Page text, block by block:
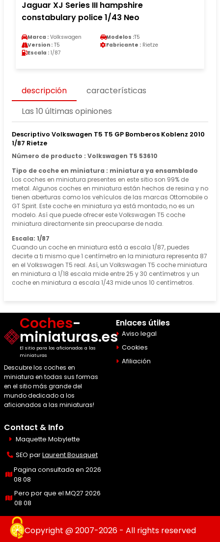
Jaguar XJ Series III hampshire
constabulary police 1/43 Neo
Marca : Volkswagen Modelos :T5
Version : T5 Fabricante : Rietze
Escala : 1/87
descripción
características
Las 10 últimas opiniones
Descriptivo Volkswagen T5 T5 GP Bomberos Koblenz 2010
1/87 Rietze
Número de producto : Volkswagen T5 53610
Tipo de coche en miniatura : miniatura ya ensamblado
Los coches en miniatura presentes en este sitio son 99% de
metal. Algunos coches en miniatura están hechos de resina y no
tienen aberturas como los vehículos de las marcas Ottomobile o
GT Spirit. Este coche en miniatura ya está montado, no es un
modelo. Así que puede ofrecer este Volkswagen T5 coche
miniatura directamente sin preocuparse de nada.
Escala: 1/87
Cuando un coche en miniatura está a escala 1/87, puedes
decirte a ti mismo que 1 centímetro en la miniatura representa 87
en el Volkswagen T5 real. Así, un Volkswagen T5 coche miniatura
en miniatura a 1/18 escala mide entre 25 y 30 centímetros y un
coche en miniatura a escala 1/43 mide unos 10 centímetros.
Coches-
miniaturas.es
El sitio para los aficionados a las
miniaturas
Descubre los coches en
miniatura en todas sus formas
en el sitio más grande del
mundo dedicado a los
aficionados a las miniaturas!
Enlaces útiles
Aviso legal
Cookies
Afiliación
Contact & Info
Maquette Mobylette
SEO parLaurent Bousquet
Pagina consultada en 2026
08 08
Pero por que el MQ27 2026
08 08
Copyright @ 2007-2026 - All rights reserved